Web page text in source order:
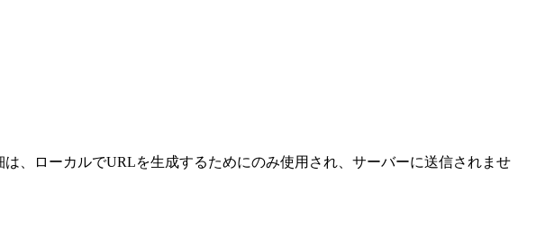
、ローカルでURLを生成するためにのみ使用され、サーバーに送信されませ